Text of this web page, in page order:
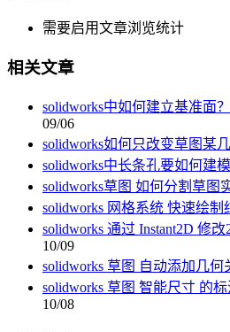
需要启用文章浏览统计
相关文章
solidworks中如何建立基准面
09/06
solidworks如何只改变草图某
solidworks中长条孔要如何建
solidworks草图 如何分割草图
solidworks 网格系统 快速绘制
solidworks 通过 Instant2D 修
10/09
solidworks 草图 自动添加几何
solidworks 草图 智能尺寸 的
10/08